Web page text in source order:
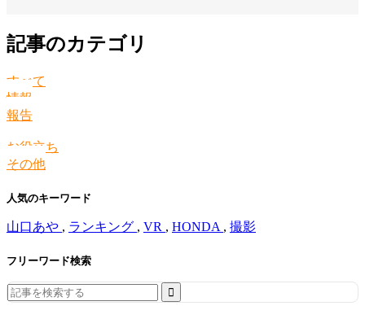
記事のカテゴリ
すべて
情報
報告
お役立ち
その他
人気のキーワード
山口あや , ランキング , VR , HONDA , 撮影
フリーワード検索
Search
for: